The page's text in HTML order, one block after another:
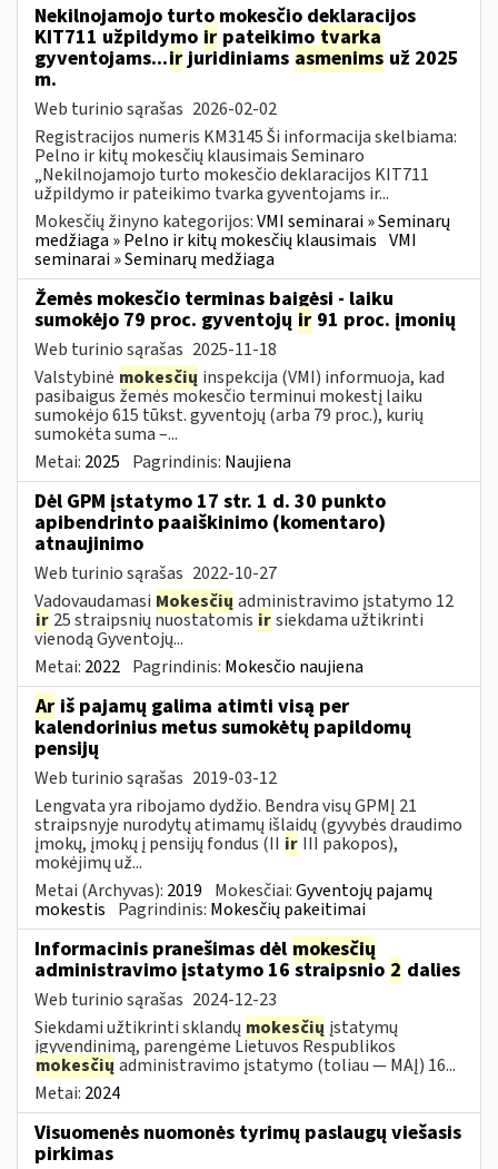
Nekilnojamojo turto mokesčio deklaracijos
KIT711 užpildymo ir pateikimo tvarka
gyventojams...irjuridiniams asmenims už 2025
m.
Web turinio sąrašas 2026-02-02
Registracijos numeris KM3145 Ši informacija skelbiama:
Pelno ir kitų mokesčių klausimais Seminaro
„Nekilnojamojo turto mokesčio deklaracijos KIT711
užpildymo ir pateikimo tvarka gyventojams ir...
Mokesčių žinyno kategorijos:VMI seminarai » Seminarų
medžiaga » Pelno ir kitų mokesčių klausimais VMI
seminarai » Seminarų medžiaga
Žemės mokesčio terminas baigėsi - laiku
sumokėjo 79 proc. gyventojų ir 91 proc. įmonių
Web turinio sąrašas 2025-11-18
Valstybinė mokesčių inspekcija (VMI) informuoja, kad
pasibaigus žemės mokesčio terminui mokestį laiku
sumokėjo 615 tūkst. gyventojų (arba 79 proc.), kurių
sumokėta suma –...
Metai: 2025 Pagrindinis: Naujiena
Dėl GPM įstatymo 17 str. 1 d. 30 punkto
apibendrinto paaiškinimo (komentaro)
atnaujinimo
Web turinio sąrašas 2022-10-27
Vadovaudamasi Mokesčių administravimo įstatymo 12
ir 25 straipsnių nuostatomis irsiekdama užtikrinti
vienodą Gyventojų...
Metai: 2022 Pagrindinis: Mokesčio naujiena
Ar iš pajamų galima atimti visą per
kalendorinius metus sumokėtų papildomų
pensijų
Web turinio sąrašas 2019-03-12
Lengvata yra ribojamo dydžio. Bendra visų GPMĮ 21
straipsnyje nurodytų atimamų išlaidų (gyvybės draudimo
įmokų, įmokų į pensijų fondus (II ir III pakopos),
mokėjimų už...
Metai (Archyvas): 2019 Mokesčiai:Gyventojų pajamų
mokestis Pagrindinis: Mokesčių pakeitimai
Informacinis pranešimas dėl mokesčių
administravimo įstatymo 16 straipsnio 2 dalies
Web turinio sąrašas 2024-12-23
Siekdami užtikrinti sklandų mokesčių įstatymų
įgyvendinimą, parengėme Lietuvos Respublikos
mokesčių administravimo įstatymo (toliau — MAĮ) 16...
Metai: 2024
Visuomenės nuomonės tyrimų paslaugų viešasis
pirkimas